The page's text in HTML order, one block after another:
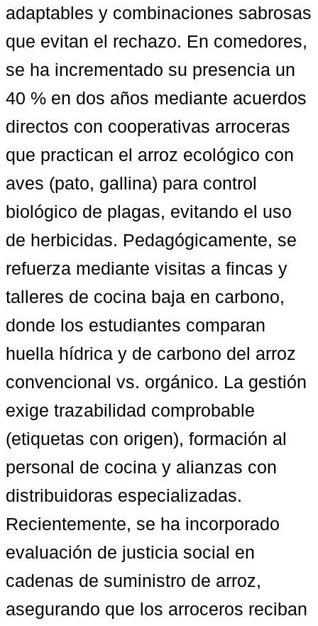
adaptables y combinaciones sabrosas
que evitan el rechazo. En comedores,
se ha incrementado su presencia un
40 % en dos años mediante acuerdos
directos con cooperativas arroceras
que practican el arroz ecológico con
aves (pato, gallina) para control
biológico de plagas, evitando el uso
de herbicidas. Pedagógicamente, se
refuerza mediante visitas a fincas y
talleres de cocina baja en carbono,
donde los estudiantes comparan
huella hídrica y de carbono del arroz
convencional vs. orgánico. La gestión
exige trazabilidad comprobable
(etiquetas con origen), formación al
personal de cocina y alianzas con
distribuidoras especializadas.
evaluación de justicia social en
cadenas de suministro de arroz,
asegurando que los arroceros reciban